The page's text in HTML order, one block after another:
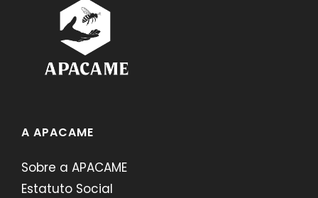
A APACAME
Sobre a APACAME
Estatuto Social